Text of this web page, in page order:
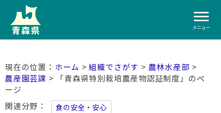
メニュー
ホーム >組織でさがす > 農林水産部 >
農産園芸課 > 「青森県特別栽培農産物認証制度」のペ
ージ
関連分野
食の安全・安心